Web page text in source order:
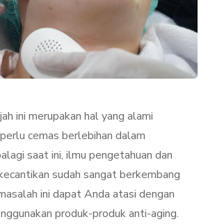
ini merupakan hal yang alami
cemas berlebihan dalam
saat ini, ilmu pengetahuan dan
sudah sangat berkembang
ini dapat Anda atasi dengan
produk-produk anti-aging.